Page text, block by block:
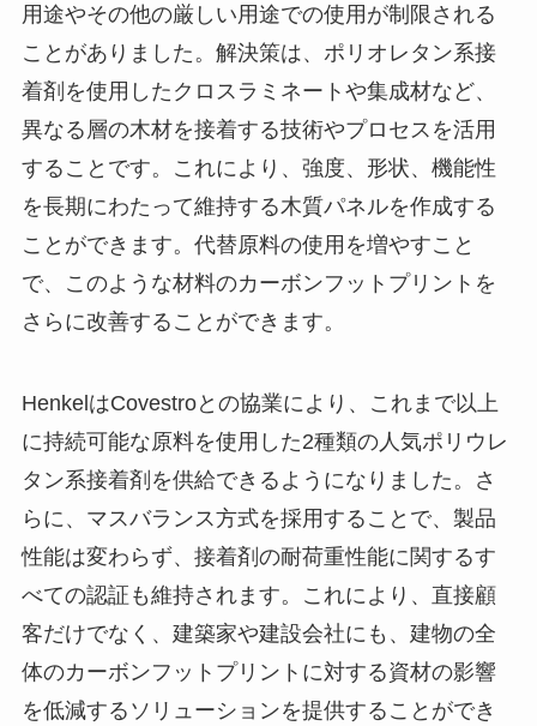
用途やその他の厳しい用途での使用が制限される
ことがありました。解決策は、ポリオレタン系接
着剤を使用したクロスラミネートや集成材など、
異なる層の木材を接着する技術やプロセスを活用
することです。これにより、強度、形状、機能性
を長期にわたって維持する木質パネルを作成する
ことができます。代替原料の使用を増やすこと
で、このような材料のカーボンフットプリントを
さらに改善することができます。
HenkelはCovestroとの協業により、これまで以上
に持続可能な原料を使用した2種類の人気ポリウレ
タン系接着剤を供給できるようになりました。さ
らに、マスバランス方式を採用することで、製品
性能は変わらず、接着剤の耐荷重性能に関するす
べての認証も維持されます。これにより、直接顧
客だけでなく、建築家や建設会社にも、建物の全
体のカーボンフットプリントに対する資材の影響
を低減するソリューションを提供することができ